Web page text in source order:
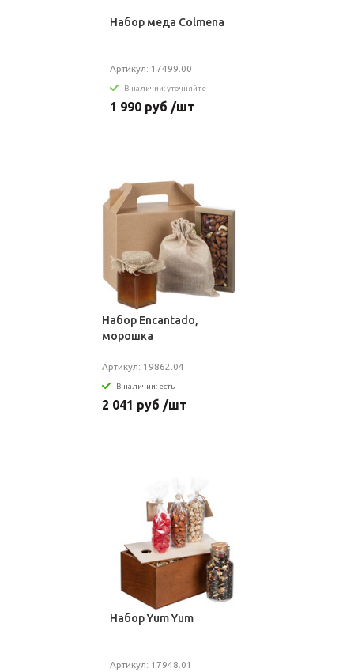
Набор меда Colmena
Артикул: 17499.00
В наличии: уточняйте
1 990 руб /шт
Набор Encantado,
морошка
Артикул: 19862.04
В наличии: есть
2 041 руб /шт
Набор Yum Yum
Артикул: 17948.01